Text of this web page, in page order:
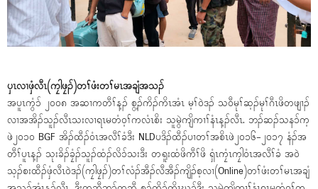
ပှၤလၢဖှံလီၤ(ကၠါဖၠၣ်)တၢ်ဖံးတၢ်မၤအချံအသၣ်
အပူၤကွံၥ် ၂၀၀၈ အဆၢကတီၢ်န့ၣ် စွ့ၣ်ကိၣ်ကိၤအံၤ မ့ၢ်ဝဲဒၣ် သဝီမုၢ်ဆ့ၣ်မုၢ်ဂီၤဖိတဖျၢၣ်
လၢအအိၣ်သူၣ်လီၤသးလၢရၤမတံဝ့ၢ်ကလံၤစိး သူမွဲကျိကၢၢ်နံၤန့ၣ်လီၤ. ဘၣ်ဆၣ်သနၥ်က့
ဖဲ၂၀၁၀ BGF အိၣ်ထီၣ်ဝံၤအလီၢ်ခံဒီး NLDပဒိၣ်ထီၣ်ပၢတၢ်အစိၤဖဲ၂၀၁၆-၂၀၁၇ နံၣ်အ
တီၢ်ပူၤန့ၣ် သုးခိၣ်ခၠံၣ်သူၣ်ထံၣ်လိၥ်သးဒီး တရူးထံဖိကီၢ်ဖိ ရှံၤကၠံၤကၠါဝံၤအလီၢ်ခံ အဝဲ
သ့ၣ်စးထီၣ်ဖှံလီၤဝဲဒၣ်(ကၠါဖၠၣ်)တၢ်လံၣ်အီၣ်လီအီၣ်ကျိၣ်စ့လၢ(Online)တၢ်ဖံးတၢ်မၤအချံ